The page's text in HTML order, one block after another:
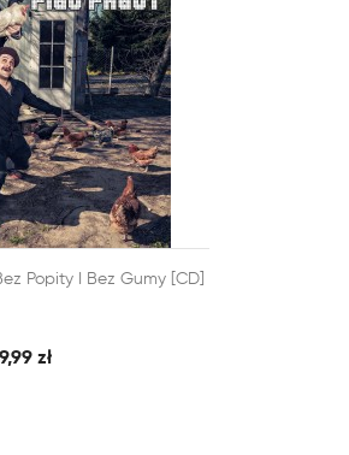
SZYBKI PODGLĄD
Popity I Bez Gumy [CD]
zł